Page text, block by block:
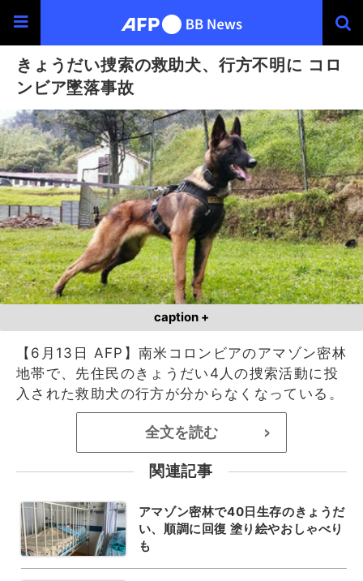
きょうだい捜索の救助犬、行方不明に コロ
ンビア墜落事故
caption +
【6月13日 AFP】南米コロンビアのアマゾン密林
地帯で、先住民のきょうだい4人の捜索活動に投
入された救助犬の行方が分からなくなっている。
全文を読む >
関連記事
アマゾン密林で40日生存のきょうだ
い、順調に回復 塗り絵やおしゃべり
も